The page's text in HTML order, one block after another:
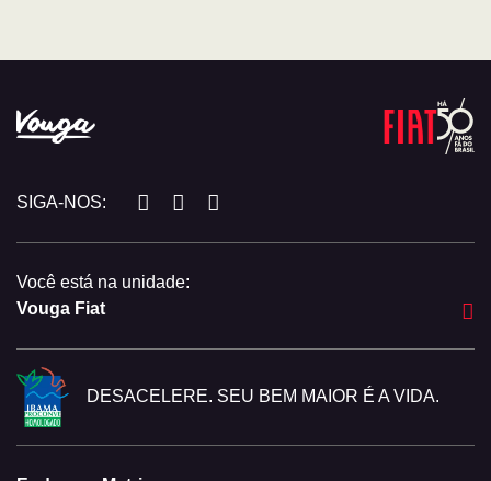
SIGA-NOS:
Você está na unidade:
Vouga Fiat
DESACELERE. SEU BEM MAIOR É A VIDA.